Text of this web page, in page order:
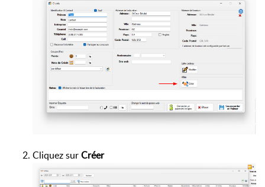
Cliquez surCréer